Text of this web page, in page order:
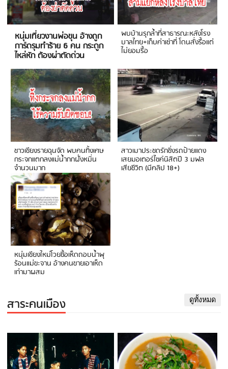
หนุ่มเที่ยวงานพ่อขุน อ้างถูก
การ์ดรุมทำร้าย 6 คน กระดูก
ไหล่หัก ต้องผ่าตัดด่วน
พบบ้านรุกล้ำที่สาธารณะหลังโรง
บาลไทย+เก็บค่าเช่าที่ โดนสั่งรื้อแต่
ไม่ยอมรื้อ
ชาวเชียงรายฉุนจัด พบคนทิ้งเศษ
กระจกแตกลงแม่น้ำกกฝั่งหมิ่น
จำนวนมาก
สาวเมาประชดรักซิ่งรถป้ายแดง
เสยมอเตอร์ไซค์นิสิตปี 3 มฟล
เสียชีวิต (มีคลิป 18+)
หนุ่มเชียงใหม่โวยซื้อเห็ดถอบน้ำพุ
ร้อนแม่ขะจาน อ้างคนขายเอาเห็ด
เก่ามาผสม
สาระคนเมือง ดูทั้งหมด